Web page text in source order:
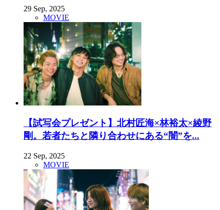
29 Sep, 2025
MOVIE
【試写会プレゼント】北村匠海×林裕太×綾野
剛。若者たちと隣り合わせにある“闇”を...
22 Sep, 2025
MOVIE